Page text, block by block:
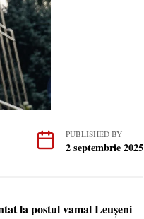
PUBLISHED BY
2 septembrie 2025
la postul vamal Leușeni